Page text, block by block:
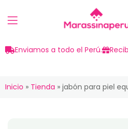
Enviamos a todo el Perú.
Inicio » Tienda » jabón para piel